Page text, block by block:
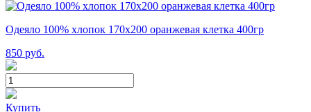
Одеяло 100% хлопок 170x200 оранжевая клетка 400гр
850 руб.
Купить